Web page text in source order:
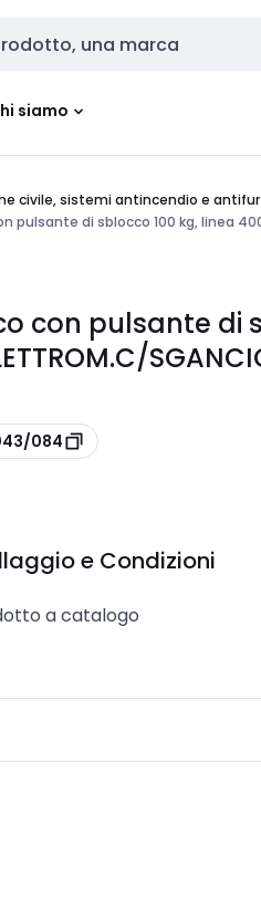
siamo
civile, sistemi antincendio e
di sblocco 100 kg, linea 400 e
con pulsante di
084
e Condizioni
a catalogo